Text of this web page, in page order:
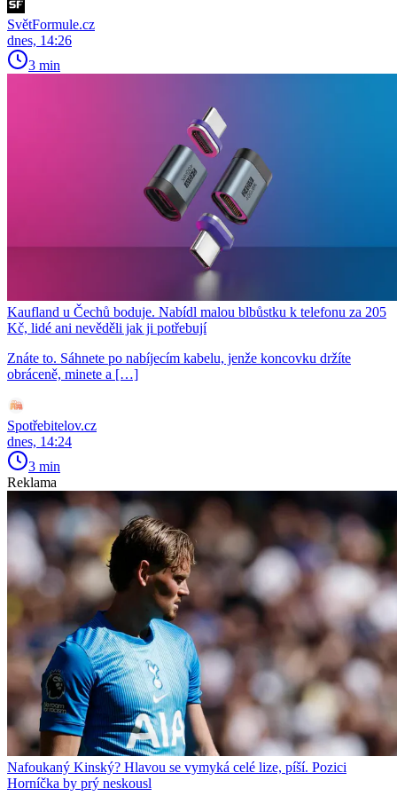
SvětFormule.cz
dnes, 14:26
3 min
Kaufland u Čechů boduje. Nabídl malou blbůstku k telefonu za 205
Kč, lidé ani nevěděli jak ji potřebují
Znáte to. Sáhnete po nabíjecím kabelu, jenže koncovku držíte
obráceně, minete a […]
Spotřebitelov.cz
dnes, 14:24
3 min
Reklama
Nafoukaný Kinský? Hlavou se vymyká celé lize, píší. Pozici
Horníčka by prý neskousl